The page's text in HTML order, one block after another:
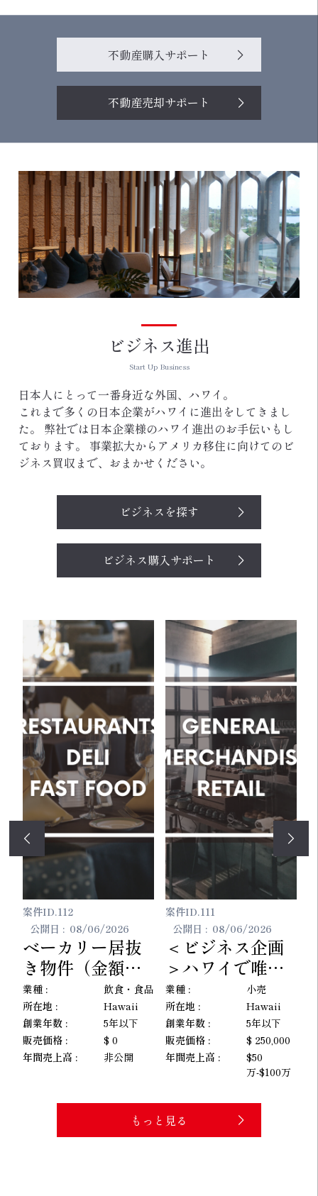
不動産購入サポート
不動産売却サポート
ビジネス進出
Start Up Business
日本人にとって一番身近な外国、ハワイ。
これまで多くの日本企業がハワイに進出をしてきまし
た。
弊社では日本企業様のハワイ進出のお手伝いもし
ております。
事業拡大からアメリカ移住に向けてのビ
ジネス買収まで、おまかせください。
ビジネスを探す
ビジネス購入サポート
案件ID.100
公開日 : 08/06/2026
プロフェッショ
ナルな清掃会社
を売却
業種 :
サービス業
関連
所在地 :
Hawaii
創業年数 :
31〜40年
販売価格 :
$ 499,000
案件ID.79
公開日 : 08/06/2026
マッサージ、ロ
ミロミスパ店舗
業種 :
サービス業
関連
所在地 :
Hawaii
創業年数 :
5年以下
販売価格 :
$ 350,000
$50
もっと見る